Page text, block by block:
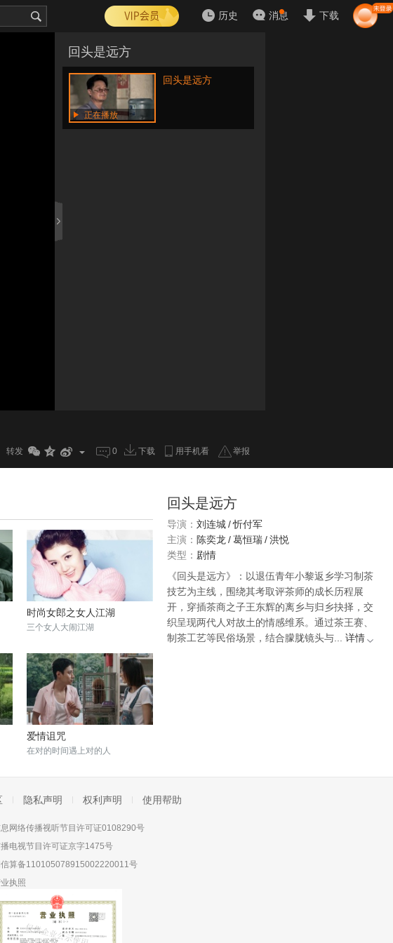
历史 消息 下载
回头是远方
正在播放
回头是远方
转发 0 下载 用手机看 举报
时尚女郎之女人江湖
三个女人大闹江湖
爱情诅咒
在对的时间遇上对的人
回头是远方
导演： 刘连城/忻付军
主演： 陈奕龙 /葛恒瑞/洪悦
类型： 剧情
《回头是远方》：以退伍青年小黎返乡学习制茶
技艺为主线，围绕其考取评茶师的成长历程展
开，穿插茶商之子王东辉的离乡与归乡抉择，交
织呈现两代人对故土的情感维系。通过茶王赛、
制茶工艺等民俗场景，结合朦胧镜头与...
详情
隐私声明 权利声明 使用帮助
网络传播视听节目许可证0108290号
电视节目许可证京字1475号
信算备110105078915002220011号
执照